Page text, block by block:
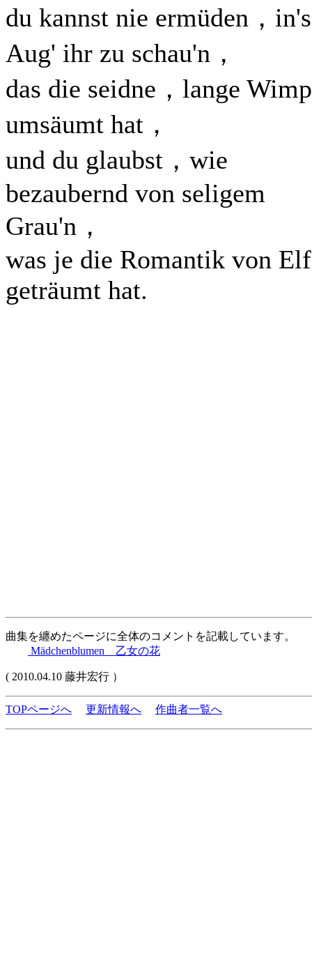
du kannst nie ermüden，in's
Aug' ihr zu schau'n，
das die seidne，lange
umsäumt hat，
und du glaubst，wie
bezaubernd von seligem
Grau'n，
was je die Romantik von
geträumt hat.
曲集を纏めたページに全体のコメントを記載しています。
Mädchenblumen 乙女の花
( 2010.04.10 藤井宏行 ）
TOPページへ 更新情報へ 作曲者一覧へ